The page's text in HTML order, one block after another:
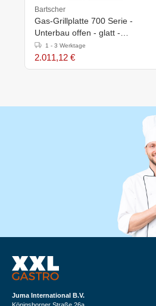
Bartscher
Gas-Grillplatte 700 Serie -
Unterbau offen - glatt -
400x700x(h)850-900mm
1 - 3 Werktage
2.011,12 €
Juma International B.V.